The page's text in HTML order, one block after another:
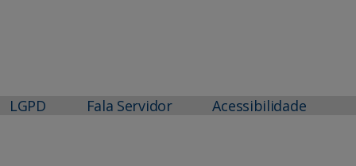
LGPD Fala Servidor Acessibilidade